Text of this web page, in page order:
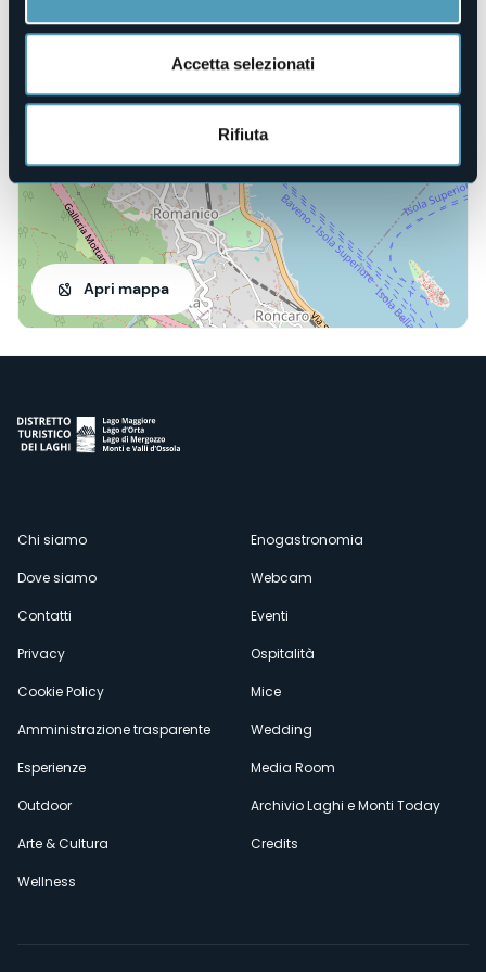
Accetta selezionati
Rifiuta
28831 - Baveno (VB)
Apri mappa
Menù
secondario
Chi siamo
Dove siamo
Contatti
Privacy
Cookie Policy
Amministrazione trasparente
Esperienze
Outdoor
Arte & Cultura
Wellness
Enogastronomia
Webcam
Eventi
Ospitalità
Mice
Wedding
Media Room
Archivio Laghi e Monti Today
Credits